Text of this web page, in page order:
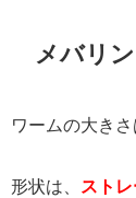
メバリ
ワームの大きさ
形状は、 スト